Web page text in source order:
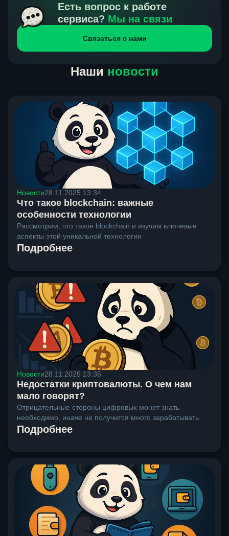
получения нами средств от тебя, а на другой части
направлений курс, указанный на сайте, является
окончательным. Если сомневаешься, напиши в онлайн-
чат на сайте, мы поможем разобраться.
Есть вопрос к работе
сервиса? Мы на связи
Связаться с нами
Наши новости
Новости28.11.2025 13:34
Что такое blockchain: важные
особенности технологии
Рассмотрим, что такое blockchain и изучим ключевые
аспекты этой уникальной технологии
Подробнее
Новости28.11.2025 13:35
Недостатки криптовалюты. О чем нам
мало говорят?
Отрицательные стороны цифровых монет знать
необходимо, иначе не получится много зарабатывать
Подробнее